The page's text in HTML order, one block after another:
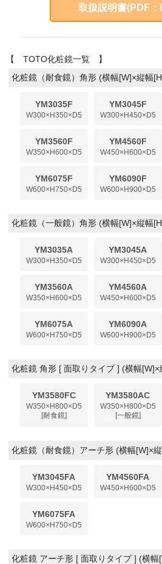
紙巻器・トイレットペーパー
商品カテゴリー
カート
お問い合わせ
取扱説明書(PDF
【 TOTO化粧鏡一覧 】
化粧鏡（耐食鏡）角形 (横幅[W]×縦幅
YM3035F
W300×H350×D5
YM3045F
W300×H450×D5
YM3560F
W350×H600×D5
YM4560F
W450×H600×D5
YM6075F
W600×H750×D5
YM6090F
W600×H900×D5
化粧鏡（一般鏡）角形 (横幅[W]×縦幅
YM3035A
W300×H350×D5
YM3045A
W300×H450×D5
YM3560A
W350×H600×D5
YM4560A
W450×H600×D5
YM6075A
W600×H750×D5
YM6090A
W600×H900×D5
化粧鏡 角形 [ 面取りタイプ ] (横幅
YM3580FC
W350×H800×D5
[耐食鏡]
YM3580AC
W350×H800×D5
[一般鏡]
化粧鏡（耐食鏡）アーチ形 (横幅[W]×
YM3045FA
W300×H450×D5
YM4560FA
W450×H600×D5
YM6075FA
W600×H750×D5
化粧鏡 アーチ形 [ 面取りタイプ ] (横幅